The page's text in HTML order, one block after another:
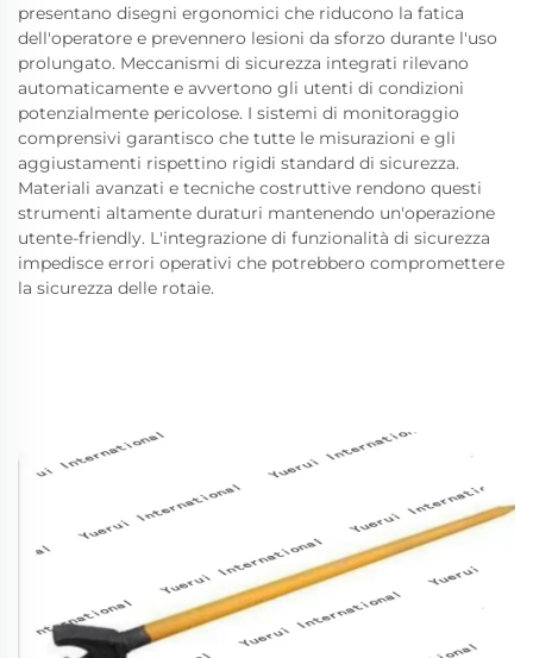
presentano disegni ergonomici che riducono la fatica
dell'operatore e prevennero lesioni da sforzo durante l'uso
prolungato. Meccanismi di sicurezza integrati rilevano
automaticamente e avvertono gli utenti di condizioni
potenzialmente pericolose. I sistemi di monitoraggio
comprensivi garantisco che tutte le misurazioni e gli
aggiustamenti rispettino rigidi standard di sicurezza.
Materiali avanzati e tecniche costruttive rendono questi
strumenti altamente duraturi mantenendo un'operazione
utente-friendly. L'integrazione di funzionalità di sicurezza
impedisce errori operativi che potrebbero compromettere
la sicurezza delle rotaie.